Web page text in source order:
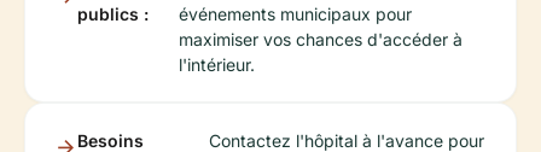
publics :
événements municipaux pour
maximiser vos chances d'accéder à
l'intérieur.
Besoins
Contactez l'hôpital à l'avance pour